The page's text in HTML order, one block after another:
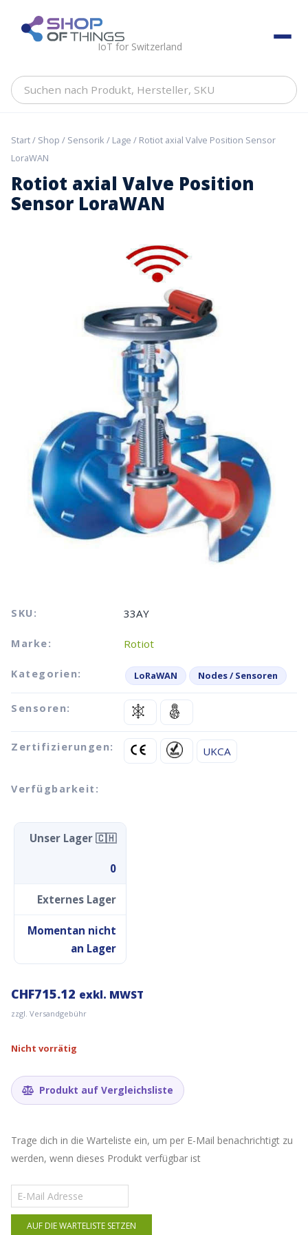
content ShopOfThings
IoT for Switzerland
Suchen
Hersteller,
Start/ Shop / Sensorik / Lage / Rotiot axial Valve Position Sensor
LoraWAN
Rotiot axial Valve Position
Sensor LoraWAN
SKU: 33AY
Marke: Rotiot
Kategorien: LoRaWAN Nodes / Sensoren
Sensoren:
Zertifizierungen: UKCA
Verfügbarkeit:
Unser Lager 🇨🇭
0
Externes Lager
Momentan nicht
an Lager
CHF715.12 exkl. MWST
zzgl. Versandgebühr
Nicht vorrätig
Produkt auf Vergleichsliste
Trage dich in die Warteliste ein, um per E-Mail benachrichtigt zu
werden, wenn dieses Produkt verfügbar ist
Gib
deine
E-
Mail-AUF DIE WARTELISTE SETZEN